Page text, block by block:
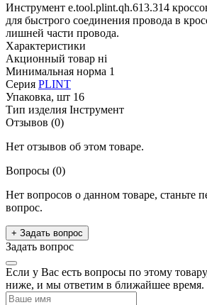
Инструмент e.tool.plint.qh.613.314
для быстрого соединения провода в
лишней части провода.
Характеристики
Акционный товар ні
Минимальная норма 1
Серия PLINT
Упаковка, шт 16
Тип изделия Інструмент
Отзывов (0)
Нет отзывов об этом товаре.
Вопросы (0)
Нет вопросов о данном товаре, станьте
вопрос.
+ Задать вопрос
Задать вопрос
Если у Вас есть вопросы по этому
ниже, и мы ответим в ближайшее время.